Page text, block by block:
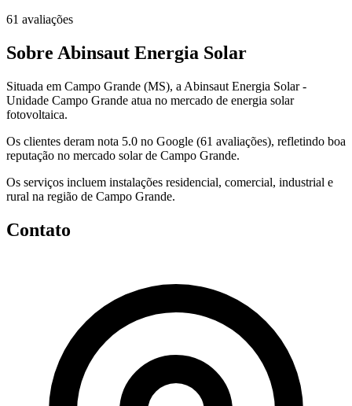
61 avaliações
Sobre Abinsaut Energia Solar
Situada em Campo Grande (MS), a Abinsaut Energia Solar -
Unidade Campo Grande atua no mercado de energia solar
fotovoltaica.
Os clientes deram nota 5.0 no Google (61 avaliações), refletindo boa
reputação no mercado solar de Campo Grande.
Os serviços incluem instalações residencial, comercial, industrial e
rural na região de Campo Grande.
Contato